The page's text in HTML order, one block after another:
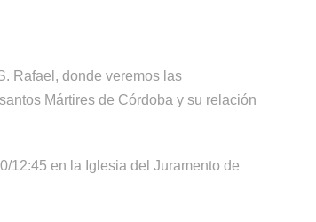
Rafael, donde veremos las
Mártires de Córdoba y su relación
12:45 en la Iglesia del Juramento de